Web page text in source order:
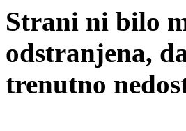
Strani ni bilo
odstranjena,
trenutno